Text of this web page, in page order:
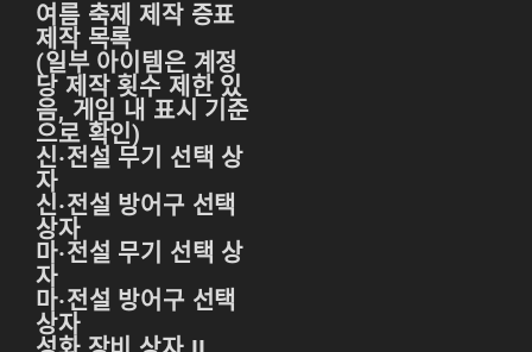
여름 축제 제작 증표
제작 목록
(일부 아이템은 계정
당 제작 횟수 제한 있
음, 게임 내 표시 기준
으로 확인)
신·전설 무기 선택 상
자
신·전설 방어구 선택
상자
마·전설 무기 선택 상
자
마·전설 방어구 선택
상자